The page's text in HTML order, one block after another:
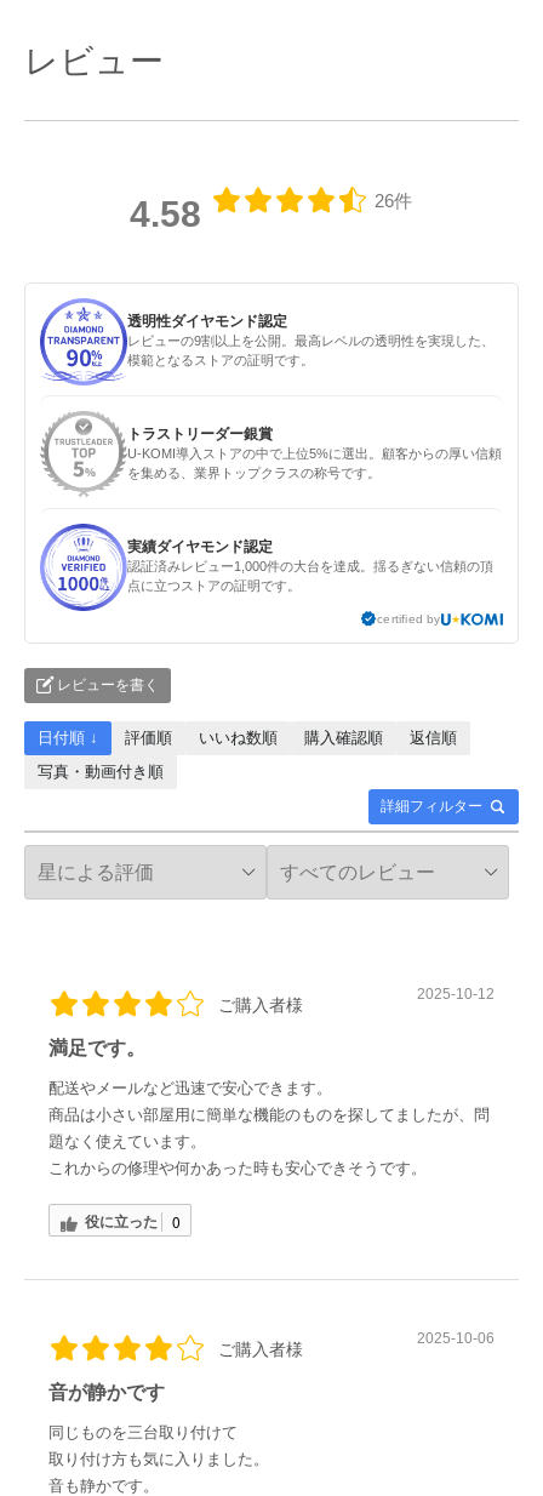
レビュー
4.58 26件
透明性ダイヤモンド認定
レビューの9割以上を公開。最高レベルの透明性を実現した、
模範となるストアの証明です。
トラストリーダー銀賞
U-KOMI導入ストアの中で上位5%に選出。顧客からの厚い信頼
を集める、業界トップクラスの称号です。
実績ダイヤモンド認定
認証済みレビュー1,000件の大台を達成。揺るぎない信頼の頂
点に立つストアの証明です。
certified by
レビューを書く
詳細フィルター
日付順 ↓ 評価順 いいね数順 購入確認順
返信順
写真・動画付き順
ご購入者様
2025-10-12
満足です。
配送やメールなど迅速で安心できます。
商品は小さい部屋用に簡単な機能のものを探してましたが、問
題なく使えています。
これからの修理や何かあった時も安心できそうです。
役に立った 0
ご購入者様
2025-10-06
音が静かです
同じものを三台取り付けて
取り付け方も気に入りました。
音も静かです。